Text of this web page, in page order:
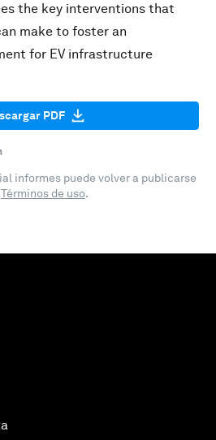
the key interventions that
make to foster an
for EV infrastructure
PDF
informes puede volver a publicarse
Términos de uso.